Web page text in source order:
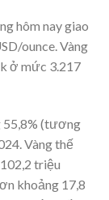
hôm nay giao
ounce. Vàng
ở mức 3.217
55,8% (tương
Vàng thế
triệu
khoảng 17,8